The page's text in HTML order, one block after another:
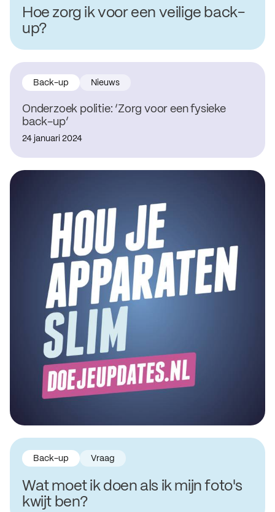
Hoe zorg ik voor een veilige back-
up?
Onderzoek politie: ‘Zorg voor een fysieke
back-up’
Back-up Nieuws
24 januari 2024
Wat moet ik doen als ik mijn foto's
kwijt ben?
Back-up Vraag